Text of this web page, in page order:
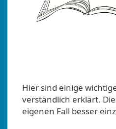
Hier sind einige
verständlich erklärt.
eigenen Fall besser